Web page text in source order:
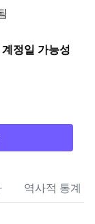
정일 가능성
역사적 통계